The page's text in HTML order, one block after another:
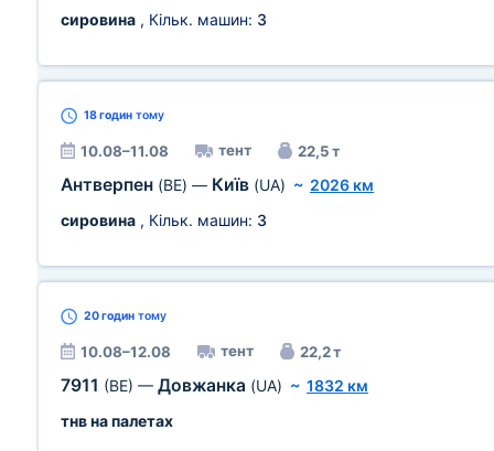
сировина , Кільк. машин: 3
18 годин тому
10.08–11.08 тент 22,5 т
Антверпен (BE) — Київ (UA) ~ 2026 км
сировина , Кільк. машин: 3
20 годин тому
10.08–12.08 тент 22,2 т
7911 (BE) — Довжанка (UA) ~ 1832 км
тнв на палетах